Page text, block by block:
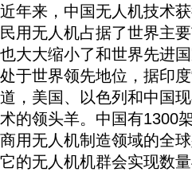
近年来，中国无人机技术
民用无人机占据了世界主
也大大缩小了和世界先进
处于世界领先地位，据印
道，美国、以色列和中国
术的领头羊。中国有1300
商用无人机制造领域的全
它的无人机机群会实现数